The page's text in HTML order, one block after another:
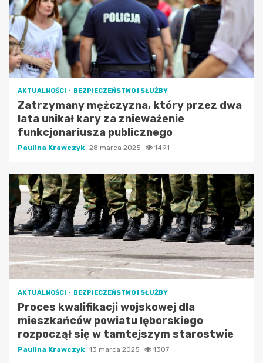
AKTUALNOŚCI BEZPIECZEŃSTWO I SŁUŻBY
Zatrzymany mężczyzna, który przez dwa
lata unikał kary za znieważenie
funkcjonariusza publicznego
Paulina Krawczyk 28 marca 2025 1491
AKTUALNOŚCI BEZPIECZEŃSTWO I SŁUŻBY
Proces kwalifikacji wojskowej dla
mieszkańców powiatu lęborskiego
rozpoczął się w tamtejszym starostwie
Paulina Krawczyk 13 marca 2025 1307